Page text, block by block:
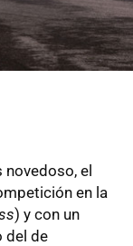
el
en la
) y con un
del de